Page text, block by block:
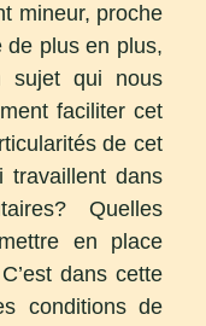
mineur, proche
de plus en plus,
sujet qui nous
faciliter cet
de cet
travaillent dans
Quelles
en place
dans cette
conditions de